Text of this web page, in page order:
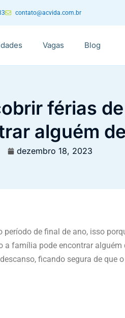
contato@acvida.com.br
Vagas Blog
férias
alguém
dezembro 18, 2023
de final de ano, isso
a família pode encontrar alguém
ficando segura de que